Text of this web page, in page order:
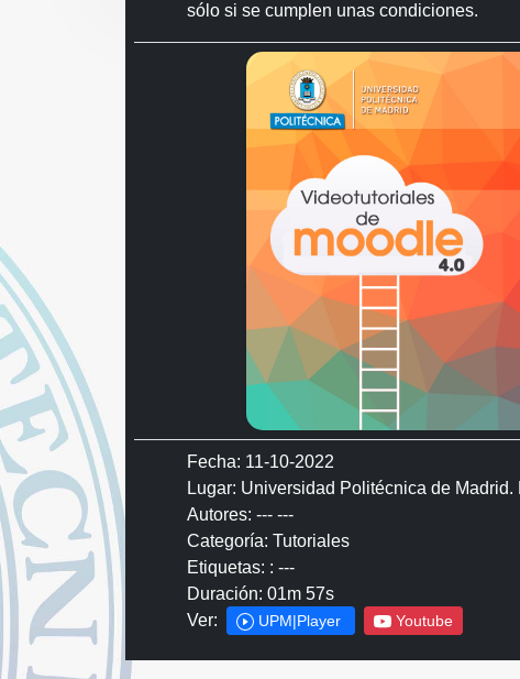
sólo si se cumplen unas condiciones.
Fecha: 11-10-2022
Lugar: Universidad Politécnica de
Autores: --- ---
Categoría: Tutoriales
Etiquetas: : ---
Duración: 01m 57s
Ver:
UPM|Player Youtube